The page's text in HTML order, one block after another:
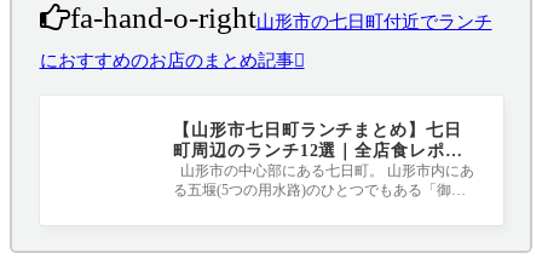
fa-hand-o-right山形市の七日町付近でランチ
におすすめのお店のまとめ記事
【山形市七日町ランチまとめ】七日
町周辺のランチ12選｜全店食レポあ
りです！
山形市の中心部にある七日町。 山形市内にあ
る五堰(5つの用水路)のひとつでもある「御殿